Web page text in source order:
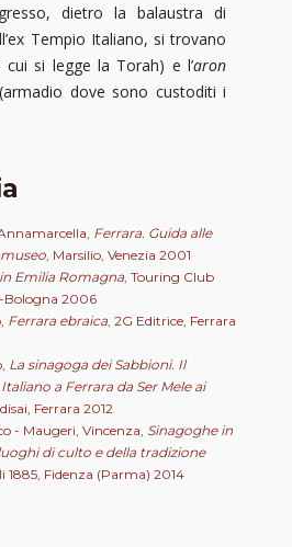
dietro la balaustra di
Tempio Italiano, si trovano
cui si legge la Torah) e l’aron
dove sono custoditi i
Ferrara. Guida alle
, Marsilio, Venezia 2001
Emilia Romagna , Touring Club
Bologna 2006
Ferrara ebraica , 2G Editrice, Ferrara
La sinagoga dei Sabbioni. Il
a Ferrara da Ser Mele ai
Ferrara 2012
- Maugeri, Vincenza, Sinagoghe in
di culto e della tradizione
1885, Fidenza (Parma) 2014